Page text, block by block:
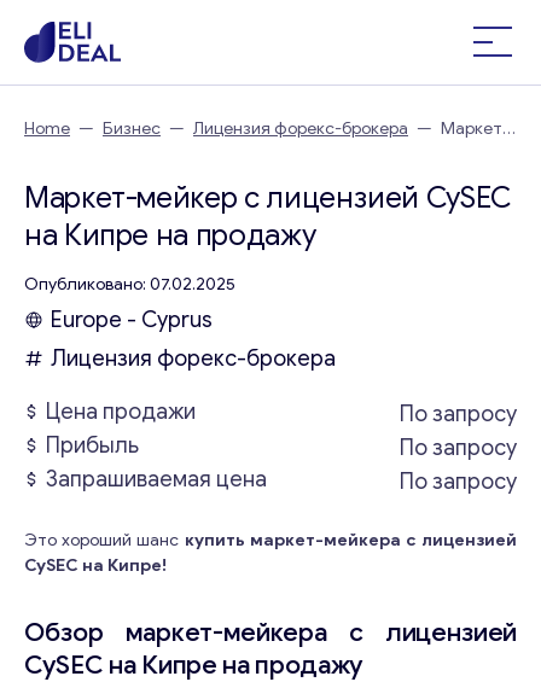
Home — Бизнес — Лицензия форекс-брокера — Маркет-
Маркет-мейкер с лицензией CySEC
на Кипре на продажу
Опубликовано: 07.02.2025
Europe - Cyprus
Лицензия форекс-брокера
Цена продажи
По запросу
Прибыль
По запросу
Запрашиваемая цена
По запросу
Это хороший шанс купить маркет-мейкера с лицензией
CySEC на Кипре!
Обзор маркет-мейкера с лицензией
CySEC на Кипре на продажу